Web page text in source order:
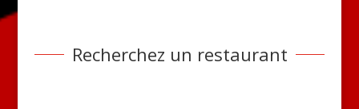
Recherchez un restaurant